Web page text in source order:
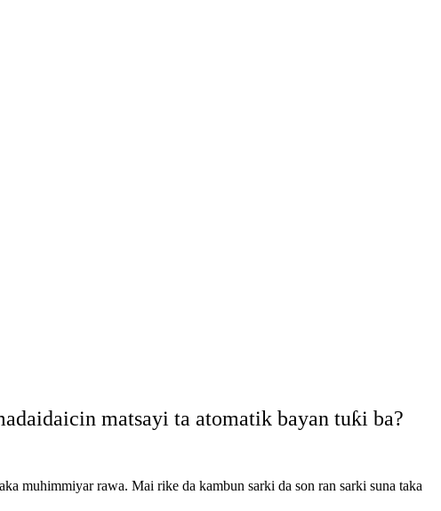
matsayi ta atomatik bayan tuƙi ba?
muhimmiyar rawa. Mai rike da kambun sarki da son ran sarki suna taka